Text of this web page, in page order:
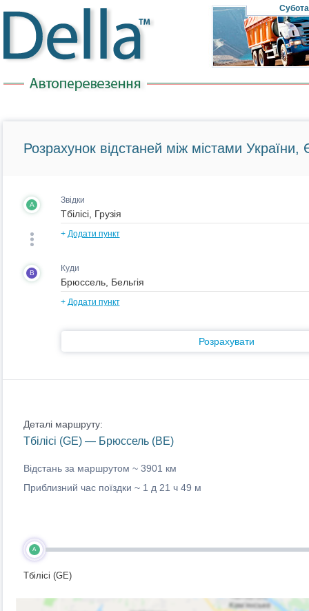
Субота
Розрахунок відстаней між містами України,
A Звідки
+ Додати пункт
B Куди
+ Додати пункт
Розрахувати
Деталі маршруту:
Тбілісі (GE) — Брюссель (BE)
Відстань за маршрутом ~ 3901 км
Приблизний час поїздки ~ 1 д 21 ч 49 м
A
Тбілісі (GE)